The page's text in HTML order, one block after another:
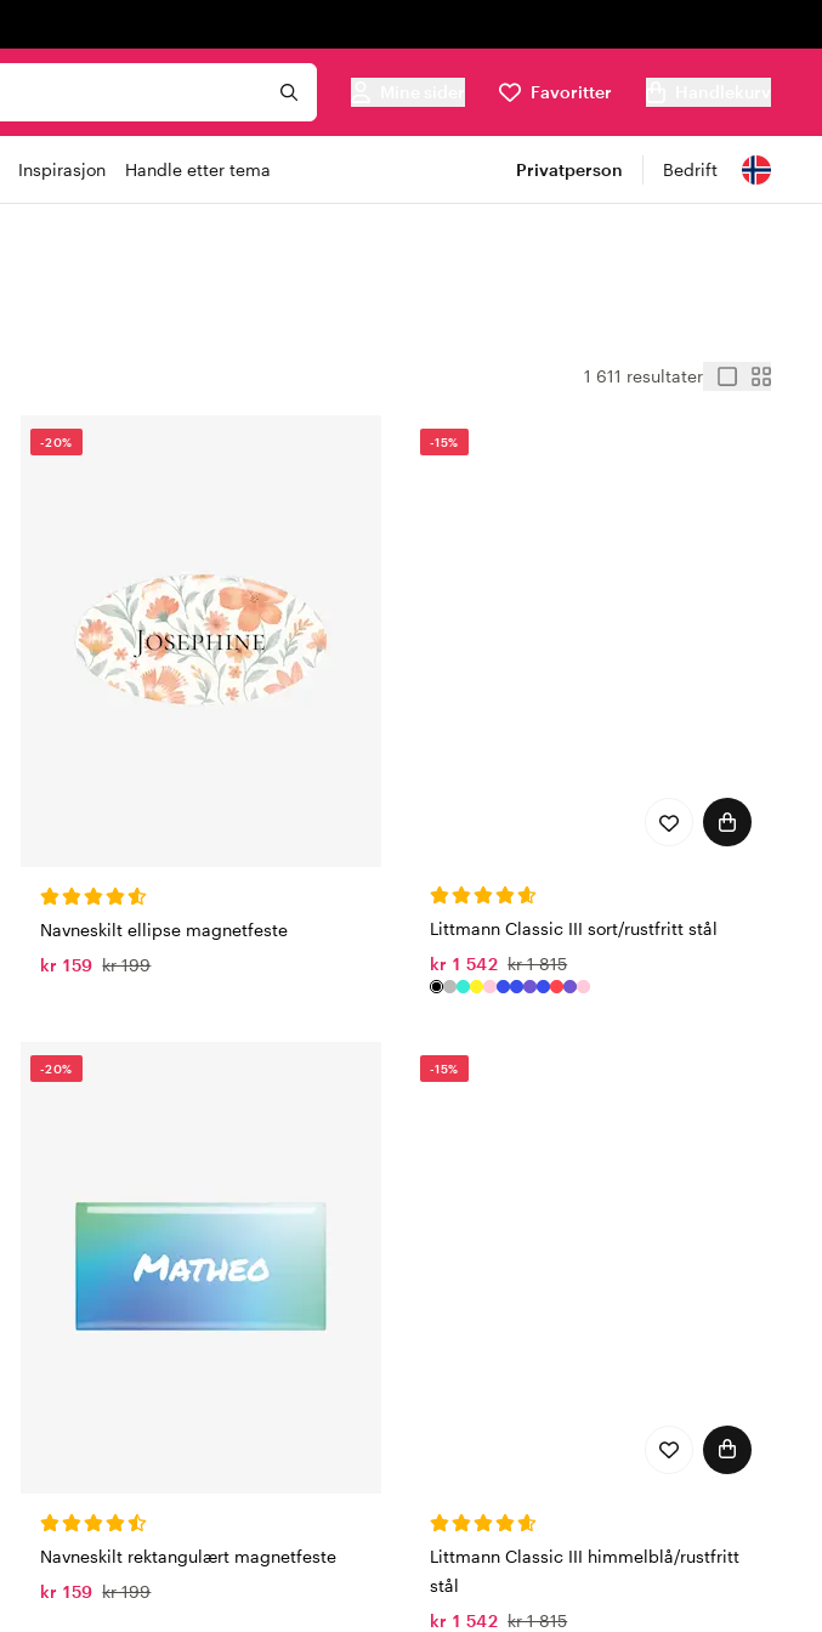
Favoritter
Inspirasjon Handle etter tema Privatperson Bedrift
1 611 resultater
-20%
Navneskilt ellipse magnetfeste
kr 159 kr 199
-15%
Littmann Classic III sort/rustfritt stål
kr 1 542 kr 1 815
-20%
Navneskilt rektangulært magnetfeste
kr 159 kr 199
-15%
Littmann Classic III himmelblå/rustfritt
stål
kr 1 542 kr 1 815